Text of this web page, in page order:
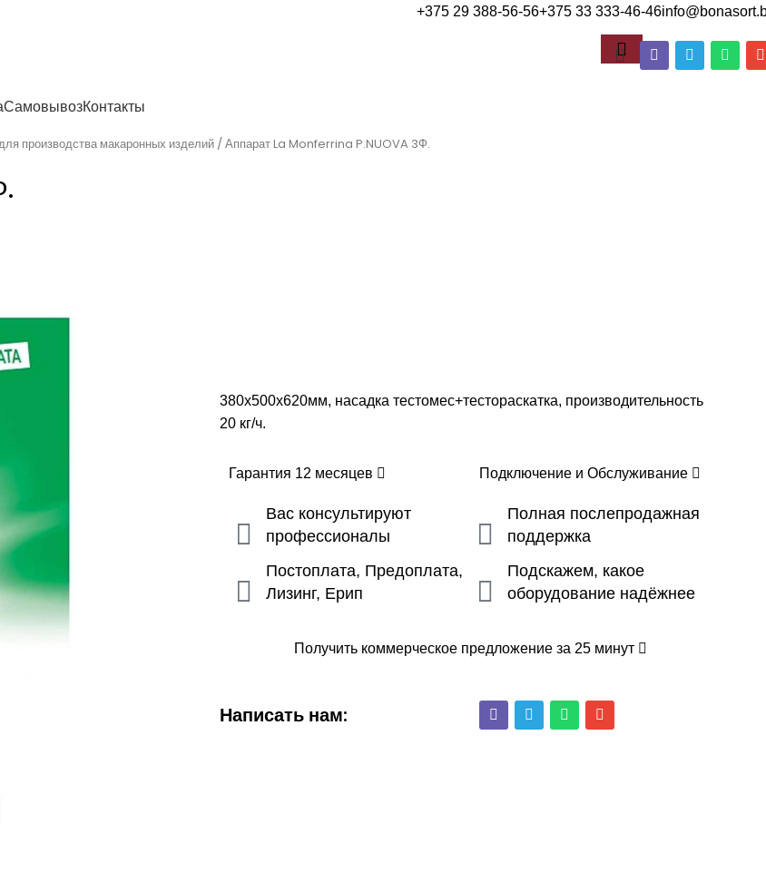
+375 29 388-56-56+375 33 333-46-46
СамовывозКонтакты
производства макаронных изделий Аппарат La Monferrina P.NUOVA 3Ф.
380х500х620мм, насадка тестомес+тестораскатка, производительность
20 кг/ч.
Гарантия 12 месяцев Подключение и Обслуживание
Вас консультируют
профессионалы
Постоплата, Предоплата,
Лизинг, Ерип
Полная послепродажная
поддержка
Подскажем, какое
оборудование надёжнее
Получить коммерческое предложение за 25 минут
Написать нам: